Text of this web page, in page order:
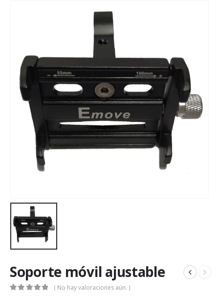
Soporte móvil ajustable
( No hay valoraciones aún. )